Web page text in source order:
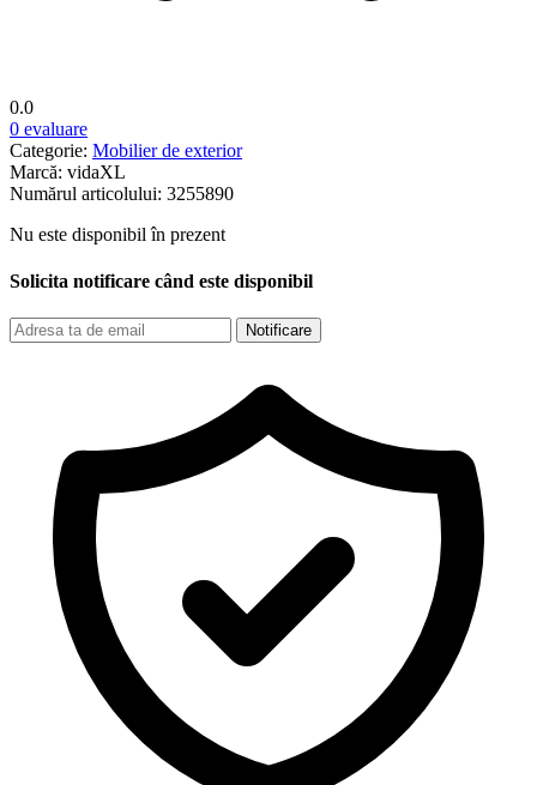
0.0
0 evaluare
Categorie: Mobilier de exterior
Marcă: vidaXL
Numărul articolului: 3255890
Nu este disponibil în prezent
Solicita notificare când este disponibil
Notificare